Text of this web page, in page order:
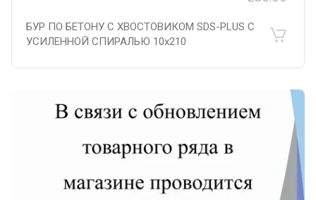
БУР ПО БЕТОНУ С ХВОСТОВИКОМ SDS-PLUS С
УСИЛЕННОЙ СПИРАЛЬЮ 10х210